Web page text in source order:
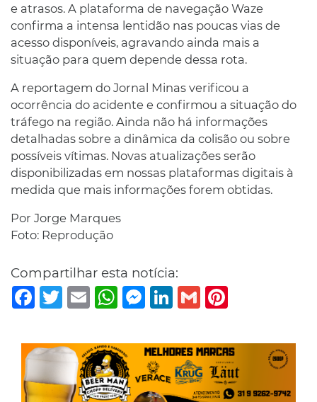
e atrasos. A plataforma de navegação Waze
confirma a intensa lentidão nas poucas vias de
acesso disponíveis, agravando ainda mais a
situação para quem depende dessa rota.
A reportagem do Jornal Minas verificou a
ocorrência do acidente e confirmou a situação do
tráfego na região. Ainda não há informações
detalhadas sobre a dinâmica da colisão ou sobre
possíveis vítimas. Novas atualizações serão
disponibilizadas em nossas plataformas digitais à
medida que mais informações forem obtidas.
Por Jorge Marques
Foto: Reprodução
Compartilhar esta notícia:
Facebook
TwitterEmail WhatsAppMessenger
LinkedIn
Gmail